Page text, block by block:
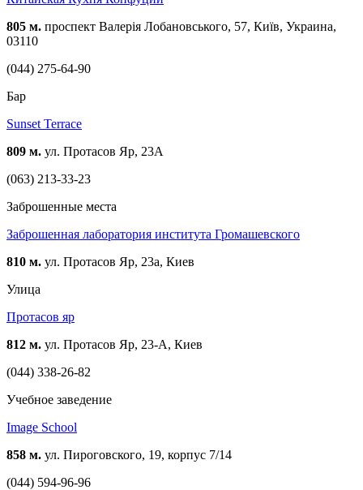
805 м. проспект Валерія Лобановського, 57, Київ, Украина,
03110
(044) 275-64-90
Бар
Sunset Terrace
809 м. ул. Протасов Яр, 23А
(063) 213-33-23
Заброшенные места
Заброшенная лаборатория института Громашевского
810 м. ул. Протасов Яр, 23а, Киев
Улица
Протасов яр
812 м. ул. Протасов Яр, 23-А, Киев
(044) 338-26-82
Учебное заведение
Image School
858 м. ул. Пироговского, 19, корпус 7/14
(044) 594-96-96